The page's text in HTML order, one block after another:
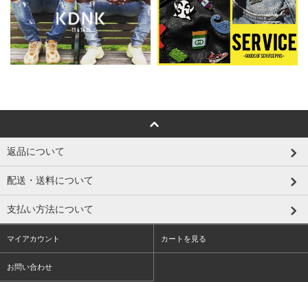
返品について
配送・送料について
支払い方法について
マイアカウント カートを見る
お問い合わせ